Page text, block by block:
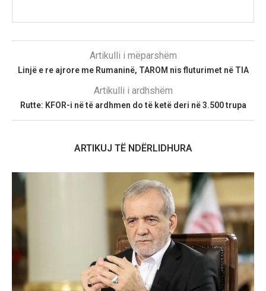
Artikulli i mëparshëm
Linjë e re ajrore me Rumaninë, TAROM nis fluturimet në TIA
Artikulli i ardhshëm
Rutte: KFOR-i në të ardhmen do të ketë deri në 3.500 trupa
ARTIKUJ TË NDËRLIDHURA